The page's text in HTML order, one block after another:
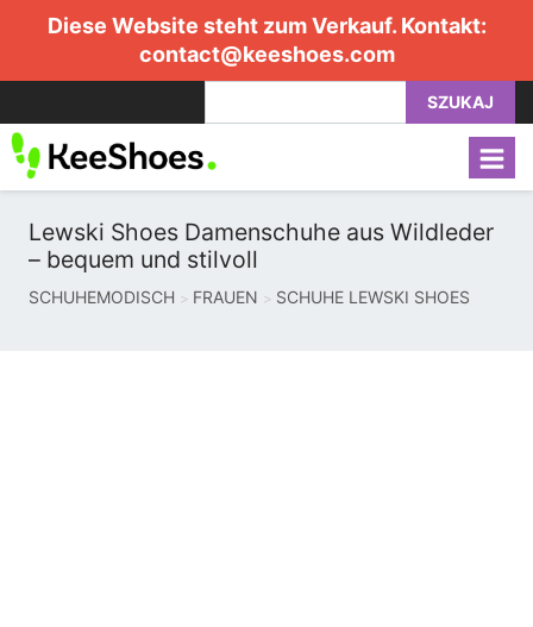
Diese Website steht zum Verkauf. Kontakt:
contact@keeshoes.com
SZUKAJ
Lewski Shoes Damenschuhe aus Wildleder
– bequem und stilvoll
SCHUHEMODISCH FRAUEN SCHUHE LEWSKI SHOES